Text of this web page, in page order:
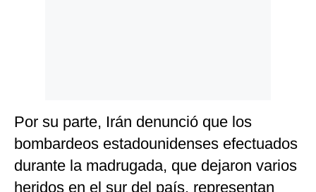
Por su parte, Irán denunció que los
bombardeos estadounidenses efectuados
durante la madrugada, que dejaron varios
heridos en el sur del país, representan